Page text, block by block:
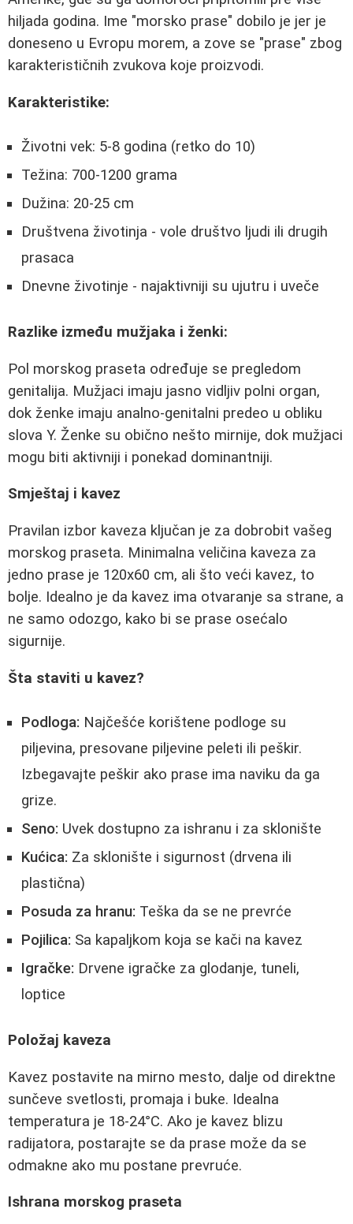
hiljada godina. Ime "morsko prase" dobilo je jer je
doneseno u Evropu morem, a zove se "prase" zbog
karakterističnih zvukova koje proizvodi.
Karakteristike:
Životni vek: 5-8 godina (retko do 10)
Težina: 700-1200 grama
Dužina: 20-25 cm
Društvena životinja - vole društvo ljudi ili drugih
prasaca
Dnevne životinje - najaktivniji su ujutru i uveče
Razlike između mužjaka i ženki:
Pol morskog praseta određuje se pregledom
genitalija. Mužjaci imaju jasno vidljiv polni organ,
dok ženke imaju analno-genitalni predeo u obliku
slova Y. Ženke su obično nešto mirnije, dok mužjaci
mogu biti aktivniji i ponekad dominantniji.
Smještaj i kavez
Pravilan izbor kaveza ključan je za dobrobit vašeg
morskog praseta. Minimalna veličina kaveza za
jedno prase je 120x60 cm, ali što veći kavez, to
bolje. Idealno je da kavez ima otvaranje sa strane, a
ne samo odozgo, kako bi se prase osećalo
sigurnije.
Šta staviti u kavez?
Podloga: Najčešće korištene podloge su
piljevina, presovane piljevine peleti ili peškir.
Izbegavajte peškir ako prase ima naviku da ga
grize.
Seno: Uvek dostupno za ishranu i za sklonište
Kućica: Za sklonište i sigurnost (drvena ili
plastična)
Posuda za hranu: Teška da se ne prevrće
Pojilica: Sa kapaljkom koja se kači na kavez
Igračke: Drvene igračke za glodanje, tuneli,
loptice
Položaj kaveza
Kavez postavite na mirno mesto, dalje od direktne
sunčeve svetlosti, promaja i buke. Idealna
temperatura je 18-24°C. Ako je kavez blizu
radijatora, postarajte se da prase može da se
odmakne ako mu postane prevruće.
Ishrana morskog praseta